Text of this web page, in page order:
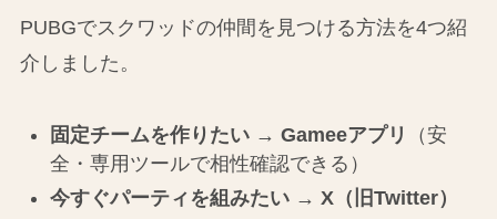
PUBGでスクワッドの仲間を見つける方法を4つ紹
介しました。
固定チームを作りたい → Gameeアプリ
（安
全・専用ツールで相性確認できる）
今すぐパーティを組みたい → X（旧Twitter）